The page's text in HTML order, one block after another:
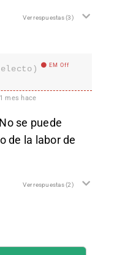
Ver respuestas(3)
EM Off
1 mes hace
se puede
de la labor de
Ver respuestas(2)